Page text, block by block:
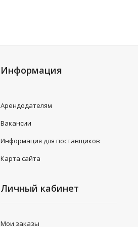
Информация
Арендодателям
Вакансии
Информация для поставщиков
Карта сайта
Личный кабинет
Мои заказы